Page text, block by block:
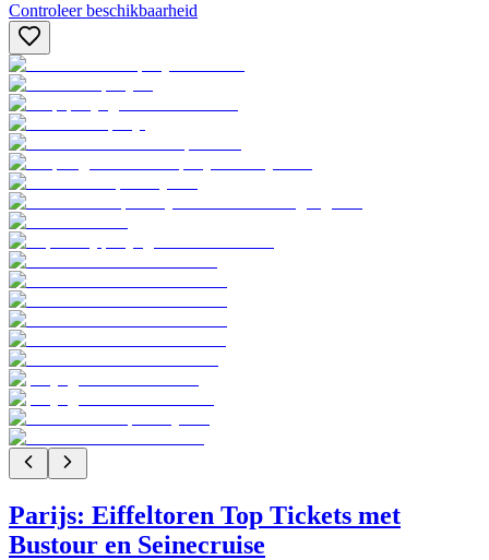
Controleer beschikbaarheid
Parijs: Eiffeltoren Top Tickets met
Bustour en Seinecruise